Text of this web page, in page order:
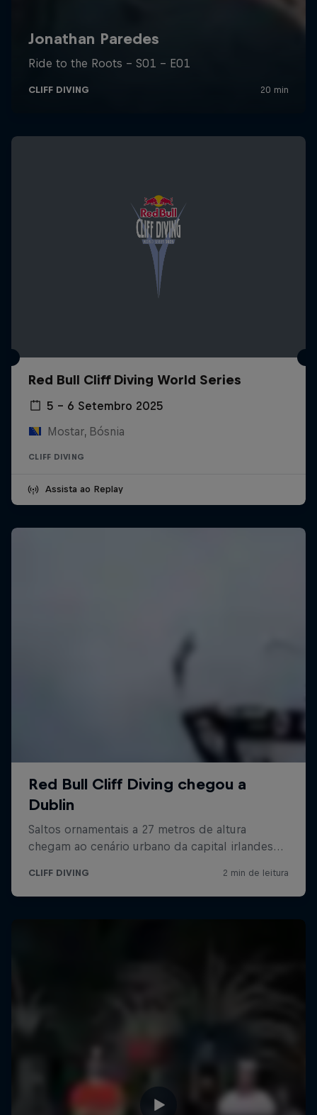
Red Bull Cliff Diving World Series
5 – 6 Setembro 2025
Mostar, Bósnia
CLIFF DIVING
Assista ao Replay